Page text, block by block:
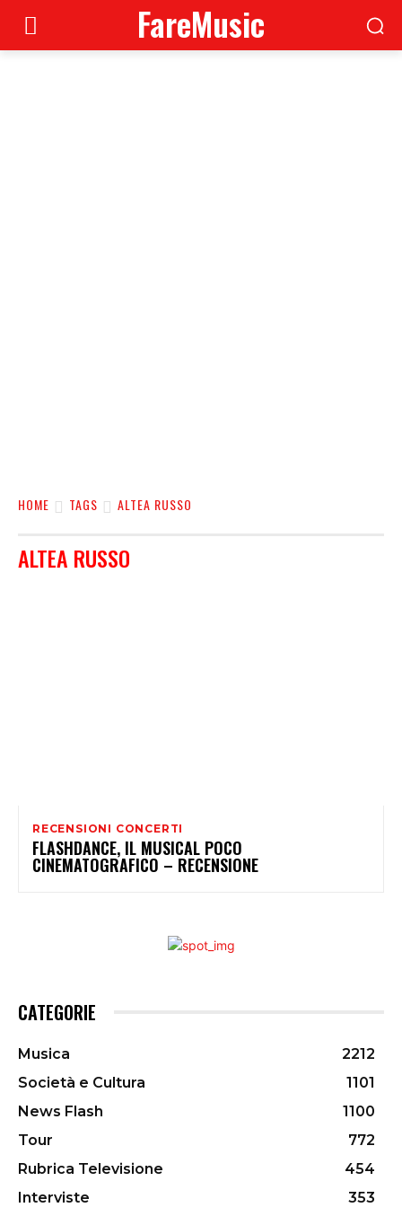
FareMusic
HOME TAGS ALTEA RUSSO
ALTEA RUSSO
RECENSIONI CONCERTI
FLASHDANCE, IL MUSICAL POCO
CINEMATOGRAFICO – RECENSIONE
CATEGORIE
Musica
2212
Società e Cultura
1101
News Flash
1100
Tour
772
Rubrica Televisione
454
Interviste
353